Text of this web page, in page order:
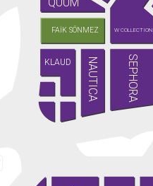
FAİK SÖNMEZ
KLAUD NAUTICA SEPHORA
W COLLECTION